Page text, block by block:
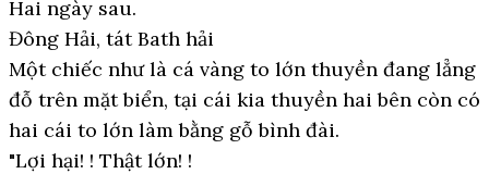
Hai ngày sau.
Đông Hải, tát Bath hải
Một chiếc như là cá vàng to lớn thuyền đang lẳng
đỗ trên mặt biển, tại cái kia thuyền hai bên còn có
hai cái to lớn làm bằng gỗ bình đài.
"Lợi hại! ! Thật lớn! !